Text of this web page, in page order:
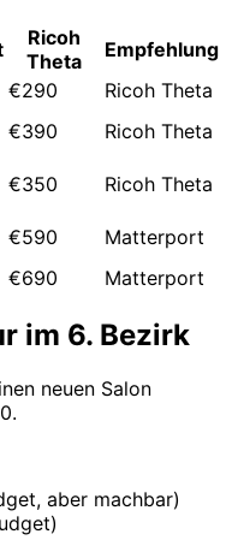
Ricoh
Theta
Empfehlung
€290
Ricoh Theta
€390
Ricoh Theta
€350
Ricoh Theta
€590
Matterport
€690 Matterport
im 6. Bezirk
neuen Salon
aber machbar)